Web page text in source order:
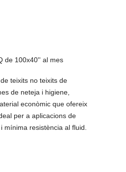
de 100x40'' al mes
teixits no teixits de
de neteja i higiene,
econòmic que ofereix
per a aplicacions de
resistència al fluid.